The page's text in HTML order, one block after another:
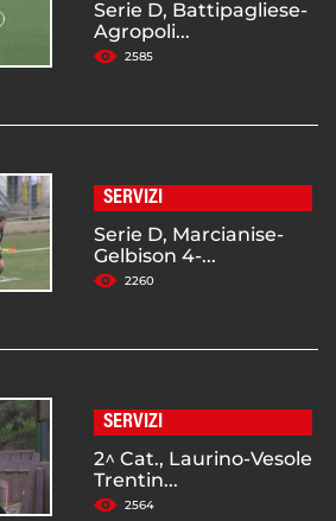
Serie D, Battipagliese-
Agropoli...
2585
SERVIZI
Serie D, Marcianise-
Gelbison 4-...
2260
SERVIZI
2^ Cat., Laurino-Vesole
Trentin...
2564